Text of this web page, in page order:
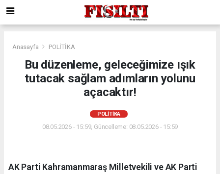
Anasayfa POLİTİKA
Bu düzenleme, geleceğimize ışık
tutacak sağlam adımların yolunu
açacaktır!
POLİTİKA
08.05.2026 - 15:59, Güncelleme: 08.05.2026 - 15:59
AK Parti Kahramanmaraş Milletvekili ve AK Parti